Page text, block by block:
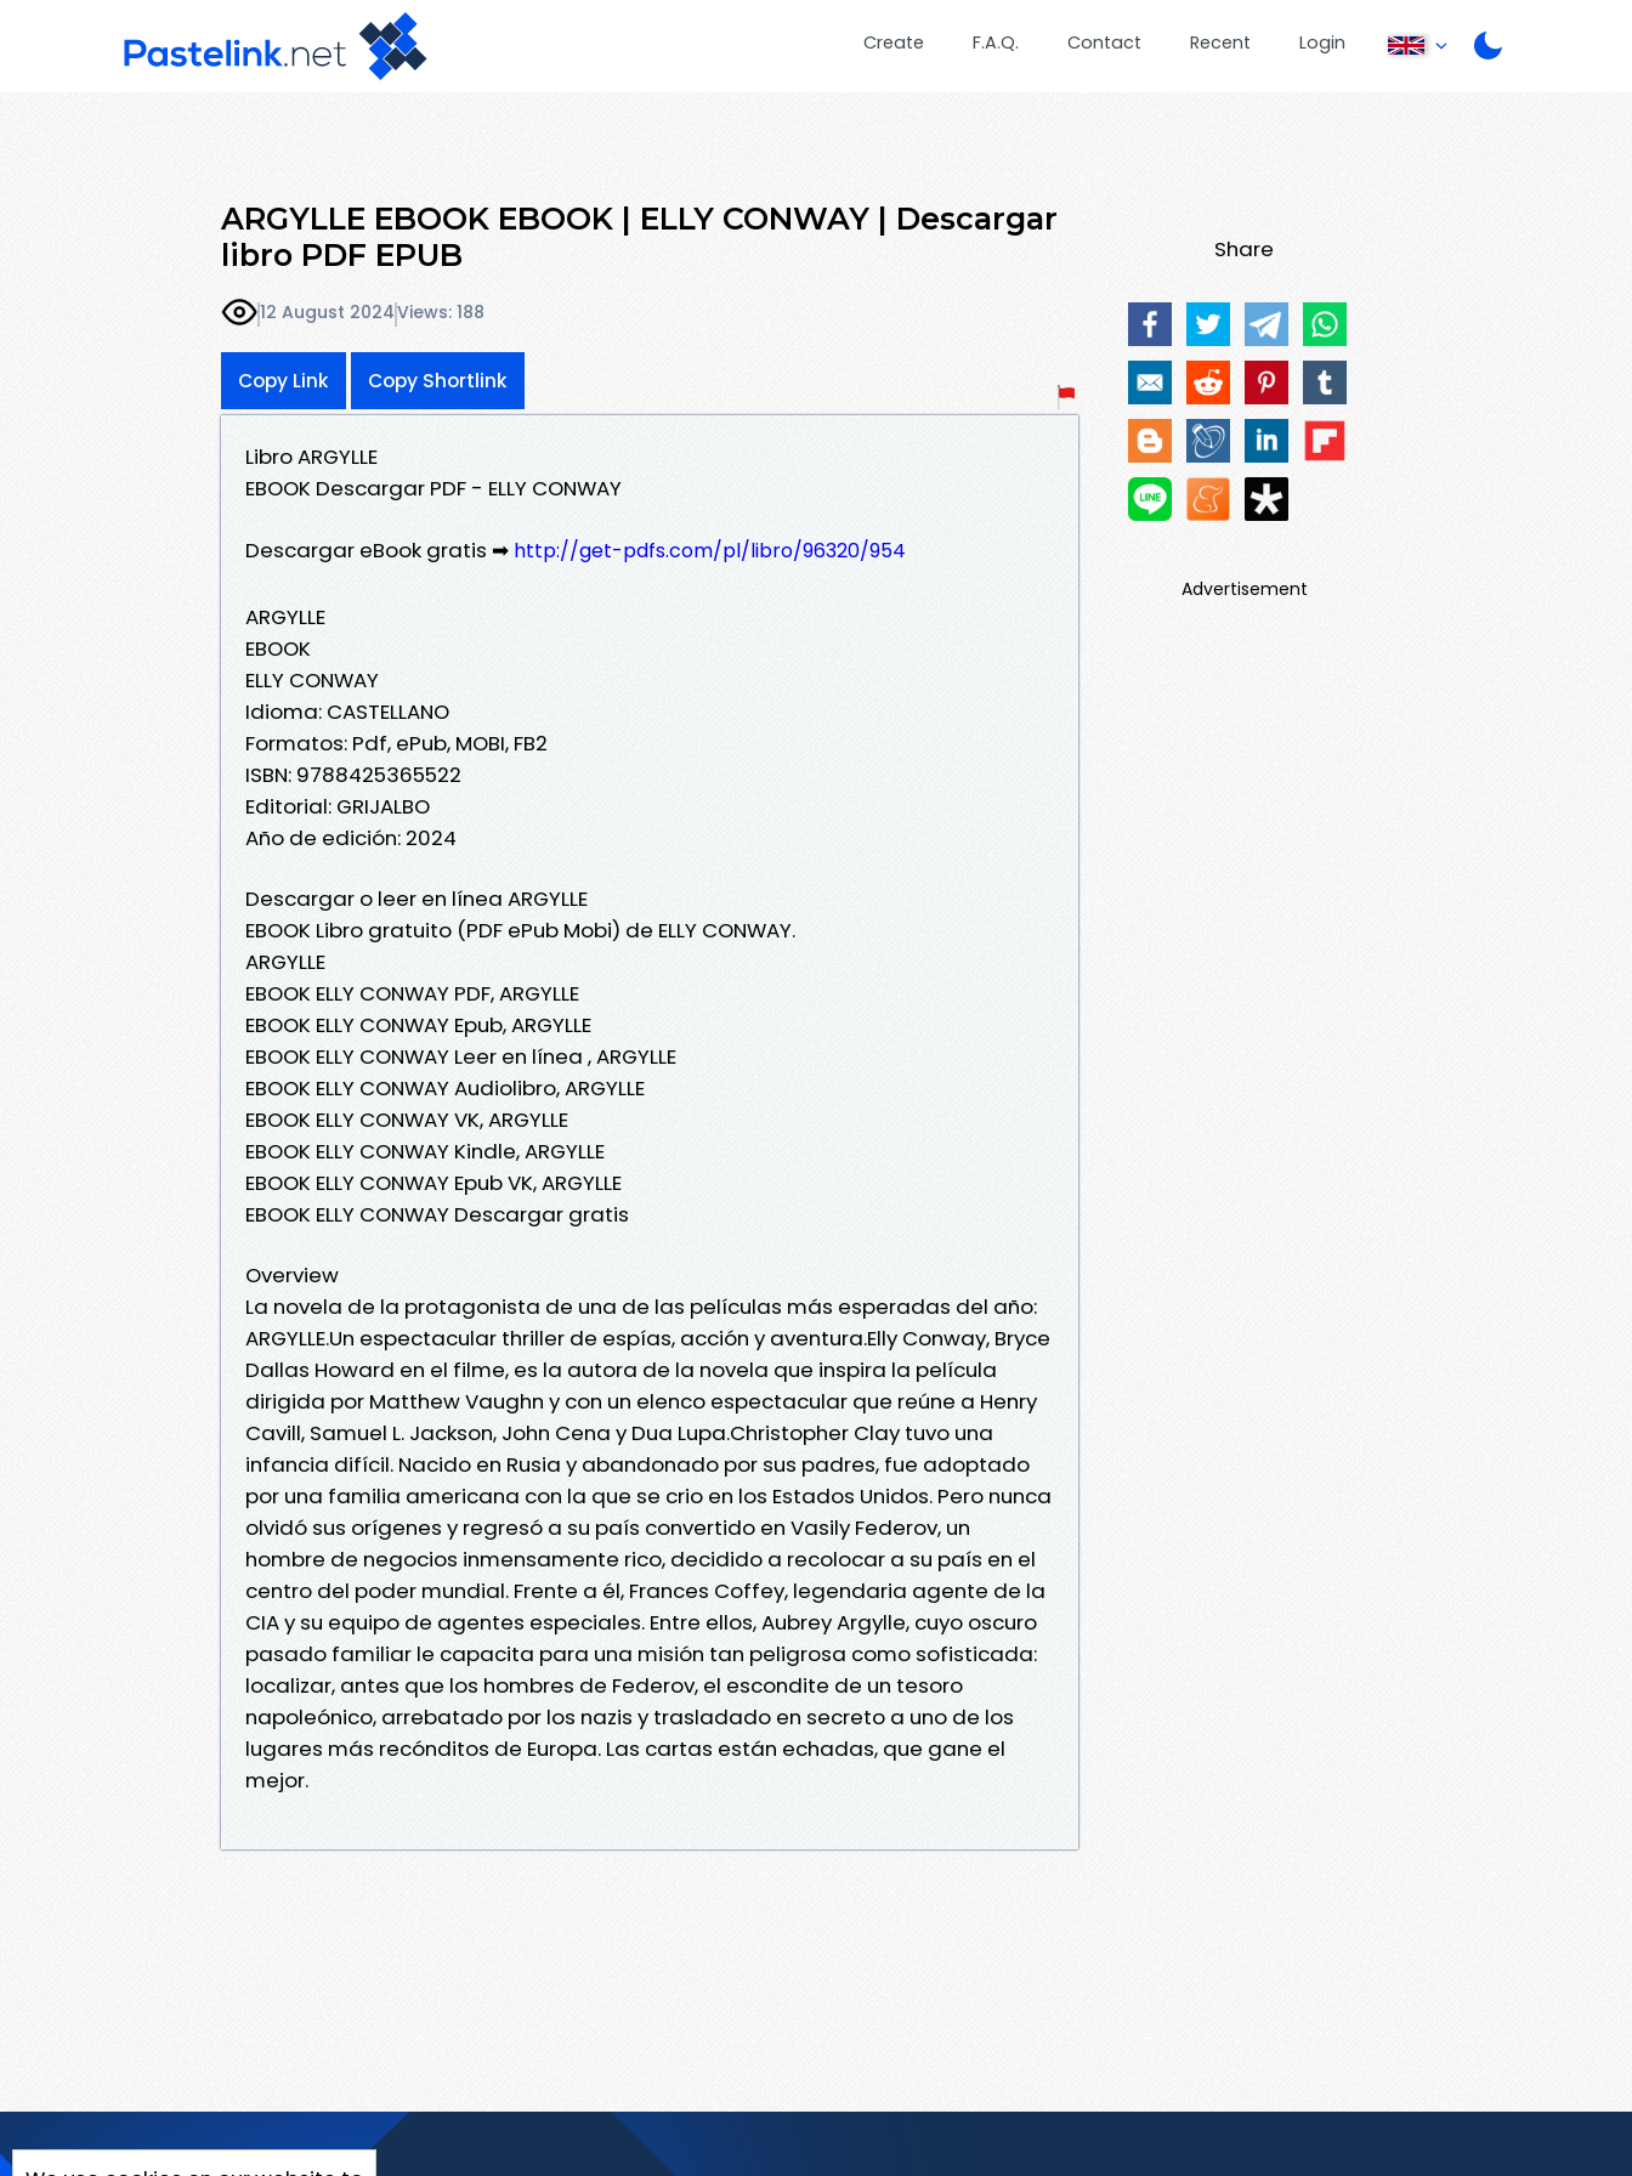
Create F.A.Q. Contact Recent Login
ARGYLLE EBOOK EBOOK | ELLY CONWAY | Descargar
libro PDF EPUB
12 August 2024Views: 188
Copy Link Copy Shortlink
Libro ARGYLLE
EBOOK Descargar PDF - ELLY CONWAY
Descargar eBook gratis ➡ http://get-pdfs.com/pl/libro/96320/954
ARGYLLE
EBOOK
ELLY CONWAY
Idioma: CASTELLANO
Formatos: Pdf, ePub, MOBI, FB2
ISBN: 9788425365522
Editorial: GRIJALBO
Año de edición: 2024
Descargar o leer en línea ARGYLLE
EBOOK Libro gratuito (PDF ePub Mobi) de ELLY CONWAY.
ARGYLLE
EBOOK ELLY CONWAY PDF, ARGYLLE
EBOOK ELLY CONWAY Epub, ARGYLLE
EBOOK ELLY CONWAY Leer en línea , ARGYLLE
EBOOK ELLY CONWAY Audiolibro, ARGYLLE
EBOOK ELLY CONWAY VK, ARGYLLE
EBOOK ELLY CONWAY Kindle, ARGYLLE
EBOOK ELLY CONWAY Epub VK, ARGYLLE
EBOOK ELLY CONWAY Descargar gratis
Overview
La novela de la protagonista de una de las películas más esperadas del año:
ARGYLLE.Un espectacular thriller de espías, acción y aventura.Elly Conway, Bryce
Dallas Howard en el filme, es la autora de la novela que inspira la película
dirigida por Matthew Vaughn y con un elenco espectacular que reúne a Henry
Cavill, Samuel L. Jackson, John Cena y Dua Lupa.Christopher Clay tuvo una
infancia difícil. Nacido en Rusia y abandonado por sus padres, fue adoptado
por una familia americana con la que se crio en los Estados Unidos. Pero nunca
olvidó sus orígenes y regresó a su país convertido en Vasily Federov, un
hombre de negocios inmensamente rico, decidido a recolocar a su país en el
centro del poder mundial. Frente a él, Frances Coffey, legendaria agente de la
CIA y su equipo de agentes especiales. Entre ellos, Aubrey Argylle, cuyo oscuro
pasado familiar le capacita para una misión tan peligrosa como sofisticada:
localizar, antes que los hombres de Federov, el escondite de un tesoro
napoleónico, arrebatado por los nazis y trasladado en secreto a uno de los
lugares más recónditos de Europa. Las cartas están echadas, que gane el
mejor.
Share
Advertisement